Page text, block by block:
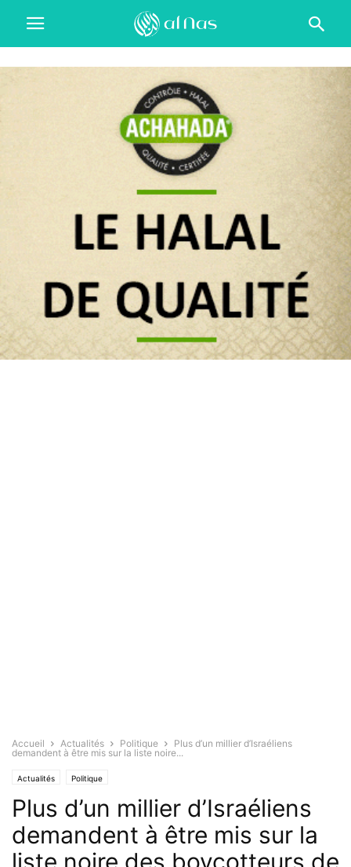
Accueil Actualités Politique
Plus d’un millier d’Israéliens
demandent à être mis sur la liste noire...
Actualités Politique
Plus d’un millier d’Israéliens
demandent à être mis sur la